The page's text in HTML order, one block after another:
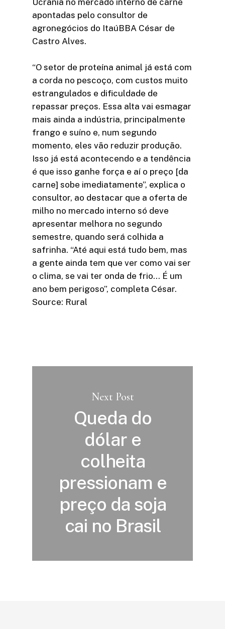
Ucrânia no mercado interno de carne
apontadas pelo consultor de
agronegócios do ItaúBBA César de
Castro Alves.
“O setor de proteína animal já está com
a corda no pescoço, com custos muito
estrangulados e dificuldade de
repassar preços. Essa alta vai esmagar
mais ainda a indústria, principalmente
frango e suíno e, num segundo
momento, eles vão reduzir produção.
Isso já está acontecendo e a tendência
é que isso ganhe força e aí o preço [da
carne] sobe imediatamente”, explica o
consultor, ao destacar que a oferta de
milho no mercado interno só deve
apresentar melhora no segundo
semestre, quando será colhida a
safrinha. “Até aqui está tudo bem, mas
a gente ainda tem que ver como vai ser
o clima, se vai ter onda de frio… É um
ano bem perigoso”, completa César.
Source: Rural
Next Post
Queda do
dólar e
colheita
pressionam e
preço da soja
cai no Brasil